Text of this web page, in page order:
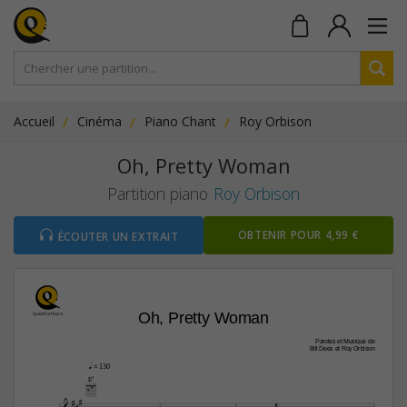
Accueil Cinéma Piano Chant Roy Orbison
Oh, Pretty Woman
Partition piano Roy Orbison
ÉCOUTER UN EXTRAIT OBTENIR POUR 4,99 €
Oh, Pretty Woman
Paroles et Musique de
Bill Dees et Roy Orbison
E7
q = 130
